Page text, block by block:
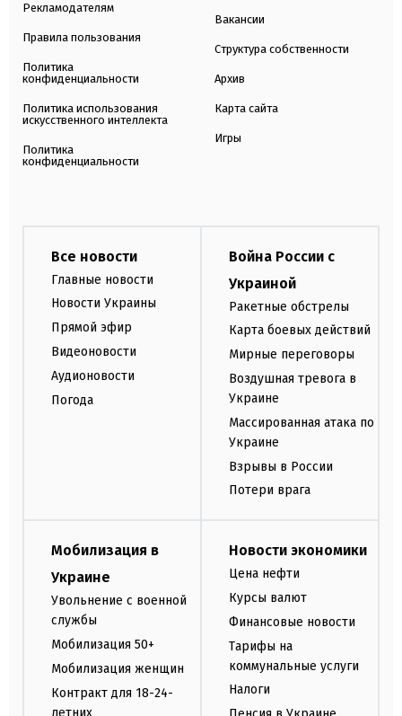
Рекламодателям
Правила пользования
Политика
конфиденциальности
Политика использования
искусственного интеллекта
Политика
конфиденциальности
Вакансии
Структура собственности
Архив
Карта сайта
Игры
Все новости
Главные новости
Новости Украины
Прямой эфир
Видеоновости
Аудионовости
Погода
Война России с
Украиной
Ракетные обстрелы
Карта боевых действий
Мирные переговоры
Воздушная тревога в
Украине
Массированная атака по
Украине
Взрывы в России
Потери врага
Мобилизация в
Украине
Увольнение с военной
службы
Мобилизация 50+
Мобилизация женщин
Контракт для 18-24-
летних
Новости экономики
Цена нефти
Курсы валют
Финансовые новости
Тарифы на
коммунальные услуги
Налоги